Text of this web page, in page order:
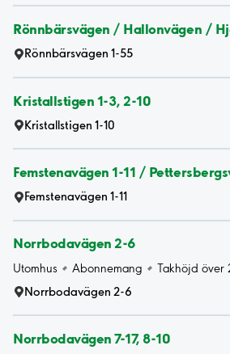
Rönnbärsvägen / Hallonvägen /
Rönnbärsvägen 1-55
Kristallstigen 1-3, 2-10
Kristallstigen 1-10
Femstenavägen 1-11 /
Femstenavägen 1-11
Norrbodavägen 2-6
Utomhus Abonnemang
Takhöjd över
Norrbodavägen 2-6
Norrbodavägen 7-17, 8-10